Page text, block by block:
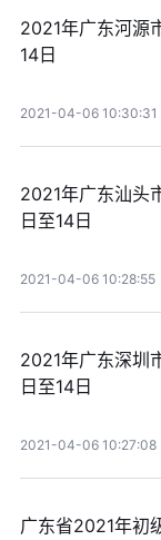
2021年广东河源
14日
2021-04-06 10:30:31
2021年广东汕头
日至14日
2021-04-06 10:28:55
2021年广东深圳
日至14日
2021-04-06 10:27:08
广东省2021年初